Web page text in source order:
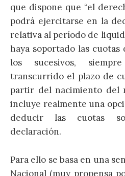
que dispone que “el
podrá ejercitarse en la
relativa al período de
haya soportado las
los sucesivos,
transcurrido el plazo de
partir del nacimiento del
incluye realmente una
deducir las cuotas
declaración.
Para ello se basa en una
Nacional (muy propensa